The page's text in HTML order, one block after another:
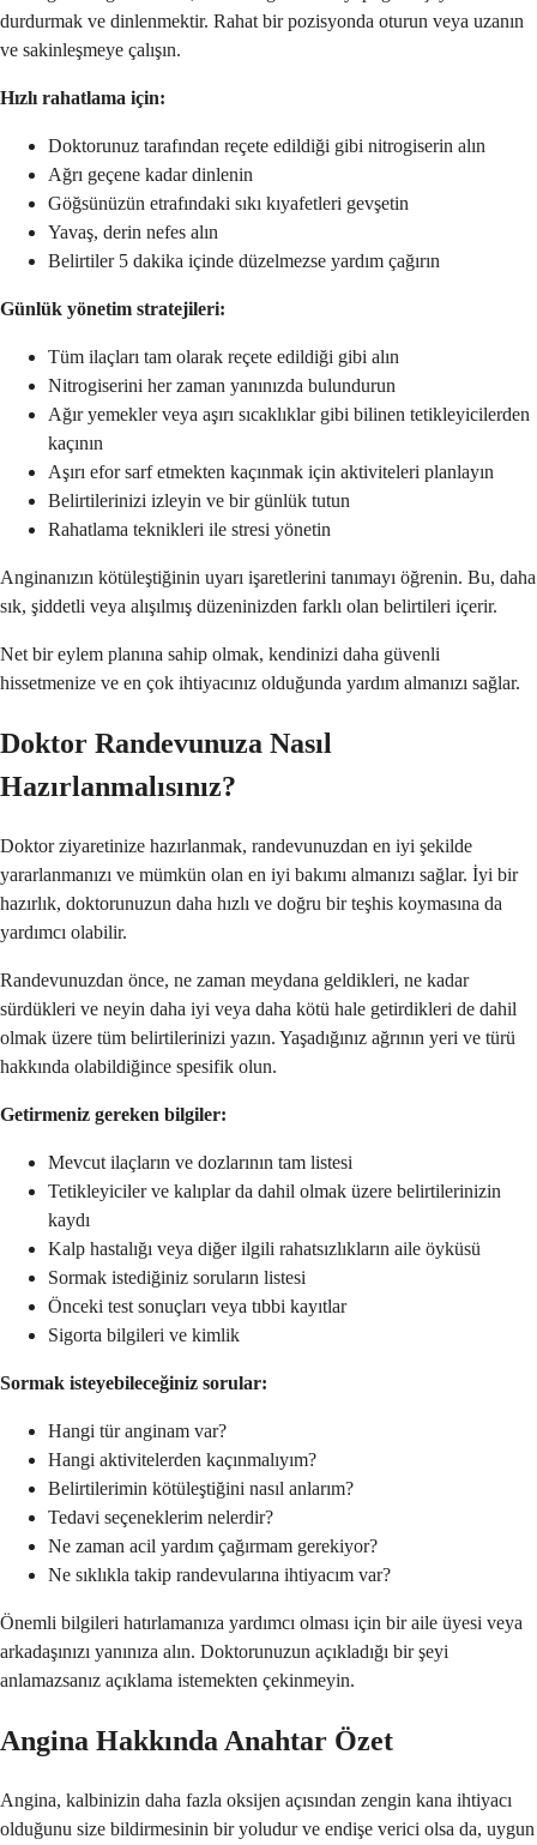
durdurmak ve dinlenmektir. Rahat bir pozisyonda oturun veya uzanın
ve sakinleşmeye çalışın.
Hızlı rahatlama için:
Doktorunuz tarafından reçete edildiği gibi nitrogiserin alın
Ağrı geçene kadar dinlenin
Göğsünüzün etrafındaki sıkı kıyafetleri gevşetin
Yavaş, derin nefes alın
Belirtiler 5 dakika içinde düzelmezse yardım çağırın
Günlük yönetim stratejileri:
Tüm ilaçları tam olarak reçete edildiği gibi alın
Nitrogiserini her zaman yanınızda bulundurun
Ağır yemekler veya aşırı sıcaklıklar gibi bilinen tetikleyicilerden
kaçının
Aşırı efor sarf etmekten kaçınmak için aktiviteleri planlayın
Belirtilerinizi izleyin ve bir günlük tutun
Rahatlama teknikleri ile stresi yönetin
Anginanızın kötüleştiğinin uyarı işaretlerini tanımayı öğrenin. Bu, daha
sık, şiddetli veya alışılmış düzeninizden farklı olan belirtileri içerir.
Net bir eylem planına sahip olmak, kendinizi daha güvenli
hissetmenize ve en çok ihtiyacınız olduğunda yardım almanızı sağlar.
Doktor Randevunuza Nasıl
Hazırlanmalısınız?
Doktor ziyaretinize hazırlanmak, randevunuzdan en iyi şekilde
yararlanmanızı ve mümkün olan en iyi bakımı almanızı sağlar. İyi bir
hazırlık, doktorunuzun daha hızlı ve doğru bir teşhis koymasına da
yardımcı olabilir.
Randevunuzdan önce, ne zaman meydana geldikleri, ne kadar
sürdükleri ve neyin daha iyi veya daha kötü hale getirdikleri de dahil
olmak üzere tüm belirtilerinizi yazın. Yaşadığınız ağrının yeri ve türü
hakkında olabildiğince spesifik olun.
Getirmeniz gereken bilgiler:
Mevcut ilaçların ve dozlarının tam listesi
Tetikleyiciler ve kalıplar da dahil olmak üzere belirtilerinizin
kaydı
Kalp hastalığı veya diğer ilgili rahatsızlıkların aile öyküsü
Sormak istediğiniz soruların listesi
Önceki test sonuçları veya tıbbi kayıtlar
Sigorta bilgileri ve kimlik
Sormak isteyebileceğiniz sorular:
Hangi tür anginam var?
Hangi aktivitelerden kaçınmalıyım?
Belirtilerimin kötüleştiğini nasıl anlarım?
Tedavi seçeneklerim nelerdir?
Ne zaman acil yardım çağırmam gerekiyor?
Ne sıklıkla takip randevularına ihtiyacım var?
Önemli bilgileri hatırlamanıza yardımcı olması için bir aile üyesi veya
arkadaşınızı yanınıza alın. Doktorunuzun açıkladığı bir şeyi
anlamazsanız açıklama istemekten çekinmeyin.
Angina Hakkında Anahtar Özet
Angina, kalbinizin daha fazla oksijen açısından zengin kana ihtiyacı
olduğunu size bildirmesinin bir yoludur ve endişe verici olsa da, uygun